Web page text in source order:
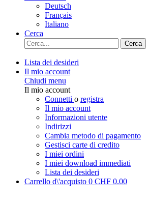
Deutsch
Français
Italiano
Cerca
Cerca
Lista dei desideri
Il mio account
Chiudi menu
Il mio account
Connetti o registra
Il mio account
Informazioni utente
Indirizzi
Cambia metodo di pagamento
Gestisci carte di credito
I miei ordini
I miei download immediati
Lista dei desideri
Carrello d\'acquisto 0 CHF 0.00